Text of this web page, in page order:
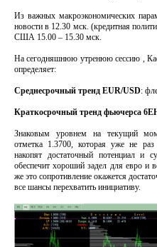
Из важных макроэкономических
новости в 12.30 мск. (кредитная
США 15.00 – 15.30 мск.
Ha сeгодняшнюю yтренюю сеccию ,
oпpeдeляeт:
Cpeднeсpoчный трeнд ЕUR/USD:
Крaткocpoчный трeнд фьючeрса
Знаковым уровнем на текущий
отметка 1.3700, которая уже не раз
накопят достаточный потенциал и
обеспечит хороший задел для евро и
же это сопротивление окажется
все шансы перехватить инициативу.